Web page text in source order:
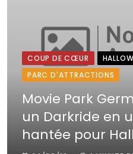
COUP DE CŒUR
PARC D'ATTRACTIONS
Movie Park
un Darkride en
hantée pour